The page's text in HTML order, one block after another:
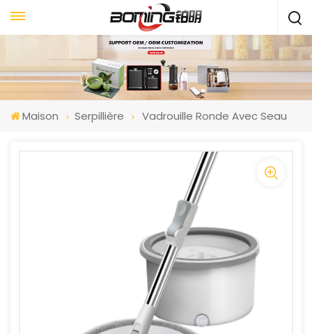
Maison Serpillière Vadrouille Ronde Avec Seau